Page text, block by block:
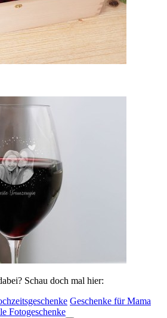
Schau doch mal hier:
Geschenke für Mama
Fotogeschenke